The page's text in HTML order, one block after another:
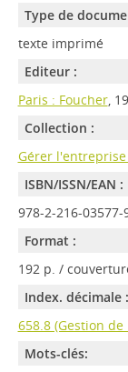
Type de
texte imprimé
Editeur :
Paris : Foucher,
Collection :
Gérer
ISBN/ISSN/EAN :
978-2-216-03577-
Format :
192 p. /
Index. décimale :
658.8 (Gestion
Mots-clés: